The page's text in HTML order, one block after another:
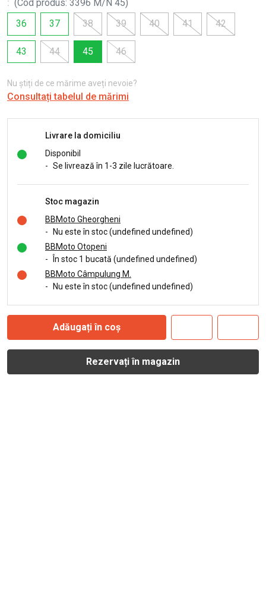
: (Cod produs: 3396 M/N 45)
36
37 38 39 40 41 42
43 44 45 46
Nu știți de ce mărime aveți nevoie?
Consultați tabelul de mărimi
Livrare la domiciliu
Disponibil
- Se livrează în 1-3 zile lucrătoare.
Stoc magazin
BBMoto Gheorgheni
-
Nu este în stoc (undefined undefined)
BBMoto Otopeni
-
În stoc 1 bucată (undefined undefined)
BBMoto Câmpulung M.
-
Nu este în stoc (undefined undefined)
Adăugați în coș
Rezervați în magazin